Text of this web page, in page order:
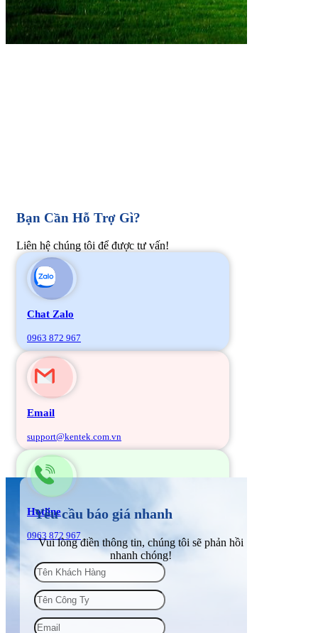
Bạn Cần Hỗ Trợ Gì?
Liên hệ chúng tôi để được tư vấn!
Chat Zalo
0963 872 967
Email
support@kentek.com.vn
Hotline
0963 872 967
Yêu cầu báo giá nhanh
Vui lòng điền thông tin, chúng tôi sẽ phản hồi
nhanh chóng!